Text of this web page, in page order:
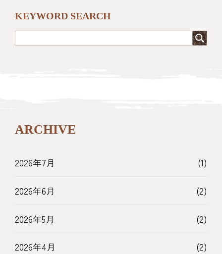
KEYWORD SEARCH
ARCHIVE
2026年7月 (1)
2026年6月 (2)
2026年5月 (2)
2026年4月 (2)